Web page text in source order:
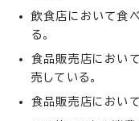
飲食店において食
る。
食品販売店におい
売している。
食品販売店におい